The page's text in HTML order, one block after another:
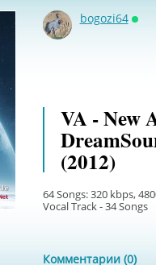
bogozi64
VA - New
(2012)
64 Songs: 320 kbps,
Vocal Track - 34 Songs
Комментарии (0)